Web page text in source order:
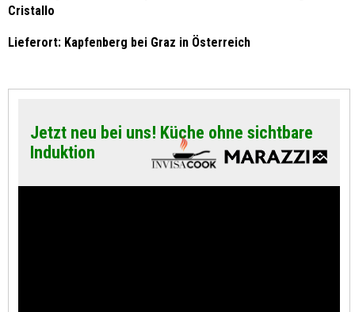
Cristallo
Lieferort: Kapfenberg bei Graz in Österreich
Jetzt neu bei uns! Küche ohne sichtbare
Induktion